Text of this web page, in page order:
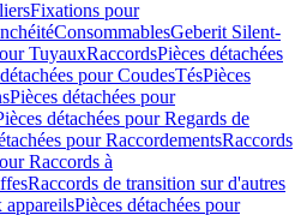
Fixations pour
ConsommablesGeberit Silent-
TuyauxRaccordsPièces détachées
pour CoudesTésPièces
Pièces détachées pour
détachées pour Regards de
pour RaccordementsRaccords
Raccords à
Raccords de transition sur d'autres
appareilsPièces détachées pour